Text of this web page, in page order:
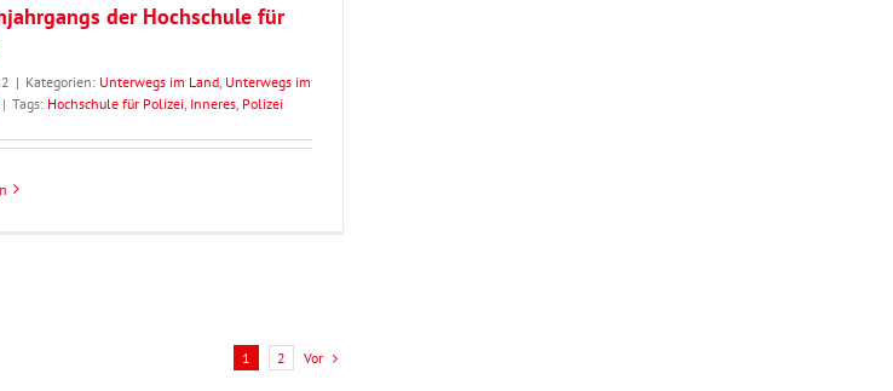
der Hochschule für
| Kategorien: Unterwegs im Land Unterwegs im
| Tags: Hochschule für Polizei Inneres Polizei
1 2 Vor